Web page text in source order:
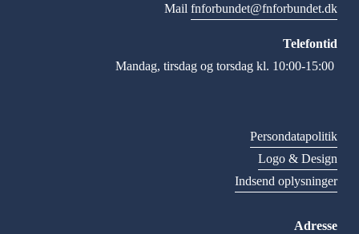
Mail fnforbundet@fnforbundet.dk
Telefontid
Mandag, tirsdag og torsdag kl. 10:00-15:00
Persondatapolitik
Logo & Design
Indsend oplysninger
Adresse